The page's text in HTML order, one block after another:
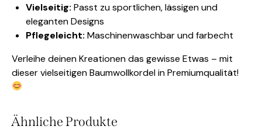
Vielseitig: Passt zu sportlichen, lässigen und
eleganten Designs
Pflegeleicht: Maschinenwaschbar und farbecht
Verleihe deinen Kreationen das gewisse Etwas – mit
dieser vielseitigen Baumwollkordel in Premiumqualität!
Ähnliche Produkte